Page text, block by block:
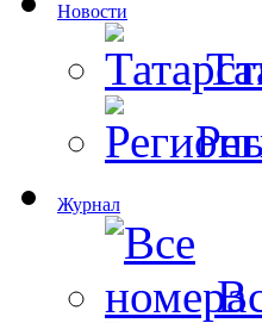
Новости
Журнал